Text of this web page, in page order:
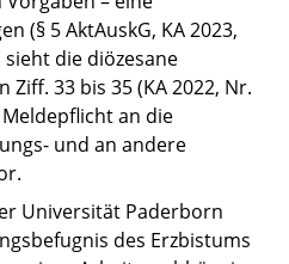
und
(1941–
bearbeitete ein
eine
„Missbrauch
von
Hans-
und Wirkung des
zum Umgang
die
Betroffenen und
Auch für
administrative
und staatlichen
darunter Personal-
5427, jan.jeskow@uni-
05251 60-5427,
paderborn.de
(§ 5 AktAuskG, KA 2023,
die diözesane
33 bis 35 (KA 2022, Nr.
an die
und an andere
Universität Paderborn
des Erzbistums